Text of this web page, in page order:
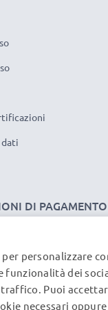
CELLONIC viene
e una durata
spedizione
DI PAGAMENTO
DI SPEDIZIONE
personalizzare
dei
Puoi
necessari